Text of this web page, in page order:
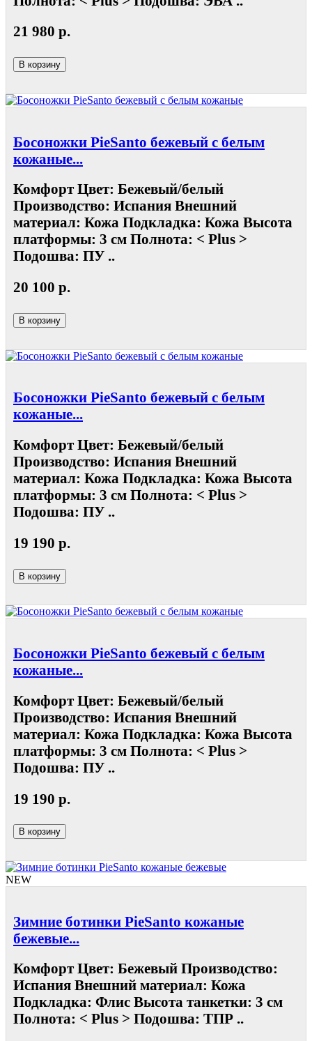
21 980 р.
В корзину
Босоножки PieSanto бежевый с белым
кожаные...
Комфорт Цвет: Бежевый/белый
Производство: Испания Внешний
материал: Кожа Подкладка: Кожа Высота
платформы: 3 см Полнота: < Plus >
Подошва: ПУ ..
20 100 р.
В корзину
Босоножки PieSanto бежевый с белым
кожаные...
Комфорт Цвет: Бежевый/белый
Производство: Испания Внешний
материал: Кожа Подкладка: Кожа Высота
платформы: 3 см Полнота: < Plus >
Подошва: ПУ ..
19 190 р.
В корзину
Босоножки PieSanto бежевый с белым
кожаные...
Комфорт Цвет: Бежевый/белый
Производство: Испания Внешний
материал: Кожа Подкладка: Кожа Высота
платформы: 3 см Полнота: < Plus >
Подошва: ПУ ..
19 190 р.
В корзину
NEW
Зимние ботинки PieSanto кожаные
бежевые...
Комфорт Цвет: Бежевый Производство:
Испания Внешний материал: Кожа
Подкладка: Флис Высота танкетки: 3 см
Полнота: < Plus > Подошва: ТПР ..